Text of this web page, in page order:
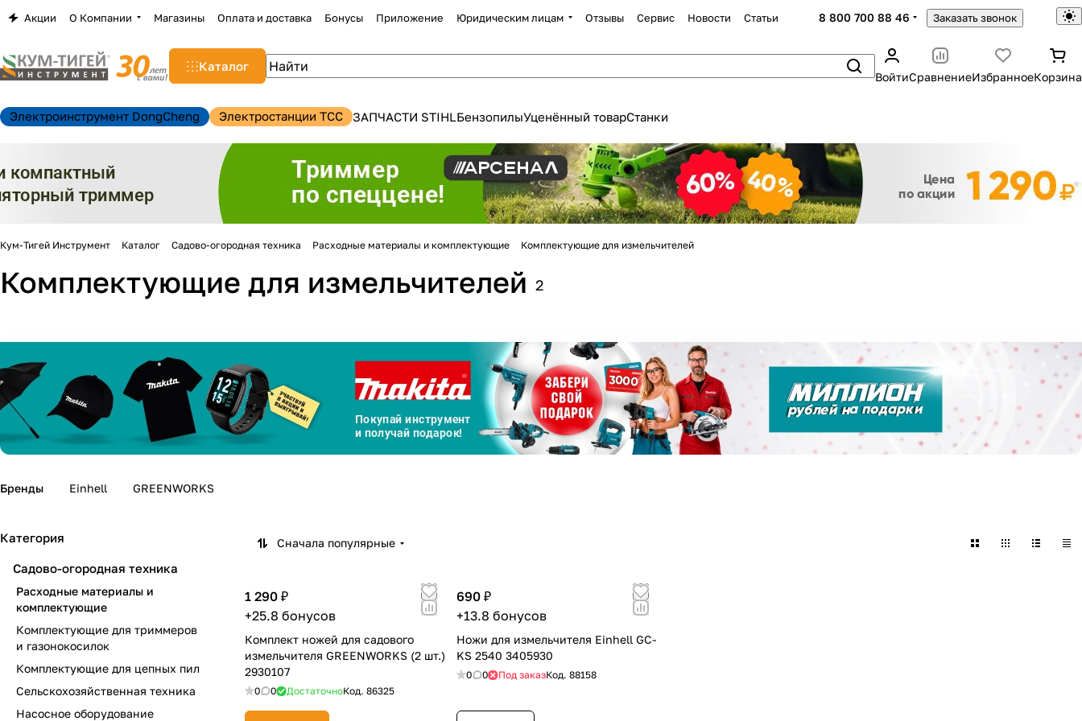
Акции О Компании Магазины Оплата и доставка Бонусы Приложение Юридическим лицам Отзывы Сервис Новости Статьи 8 800 700 88 46 Заказать звонок
Каталог
ВойтиСравнениеИзбранноеКорзина
Электроинструмент DongCheng Электростанции TCC ЗАПЧАСТИ STIHLБензопилыУценённый товарСтанки
Кум-Тигей Инструмент Каталог Садово-огородная техника Расходные материалы и комплектующие Комплектующие для измельчителей
Комплектующие для измельчителей 2
Бренды Einhell GREENWORKS
Сначала популярные
1 290 ₽
+25.8 бонусов
Комплект ножей для садового
измельчителя GREENWORKS (2 шт.)
2930107
0 0 ДостаточноКод. 86325
690 ₽
+13.8 бонусов
Ножи для измельчителя Einhell GC-
KS 2540 3405930
0 0 Под заказКод. 88158
Категория
Садово-огородная техника
Расходные материалы и
комплектующие
Комплектующие для триммеров
и газонокосилок
Комплектующие для цепных пил
Сельскохозяйственная техника
Насосное оборудование
Закрыть
Разбейтеоплату
График платежей
Сегодня
Добавляйте товары
Оплачивайте сегодня только
% картой любого банка
Получайте товар выбранный способом